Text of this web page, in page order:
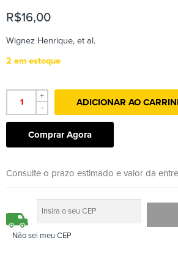
R$16,00
Wignez Henrique, et al.
2 em estoque
+
-
ADICIONAR AO
Comprar Agora
Consulte o prazo estimado e valor da
Não sei meu CEP